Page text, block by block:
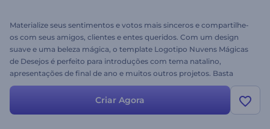
Materialize seus sentimentos e votos mais sinceros e compartilhe-
os com seus amigos, clientes e entes queridos. Com um design
suave e uma beleza mágica, o template Logotipo Nuvens Mágicas
de Desejos é perfeito para introduções com tema natalino,
apresentações de final de ano e muitos outros projetos. Basta
inserir seu logotipo, adicionar a música que quiser para obter um
vídeo adorável. Experimente grátis!
Criar Agora